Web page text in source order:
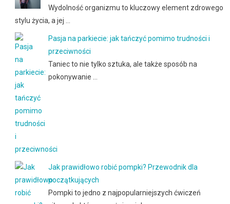
Wydolność organizmu to kluczowy element zdrowego
stylu życia, a jej …
Pasja na parkiecie: jak tańczyć pomimo trudności i
przeciwności
Taniec to nie tylko sztuka, ale także sposób na
pokonywanie …
Jak prawidłowo robić pompki? Przewodnik dla
początkujących
Pompki to jedno z najpopularniejszych ćwiczeń